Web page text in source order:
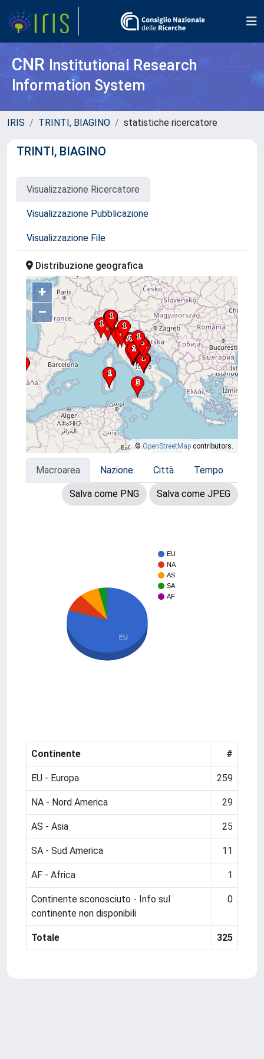
CNR Institutional Research
Information System
IRIS TRINTI, BIAGINO statistiche ricercatore
TRINTI, BIAGINO
Visualizzazione Ricercatore
Visualizzazione Pubblicazione
Visualizzazione File
Distribuzione geografica
+
–
©OpenStreetMap contributors.
Macroarea Nazione Città Tempo
Salva come PNG Salva come JPEG
EU
NA
AS
SA
AF
EU
Continente #
EU - Europa 259
NA - Nord America 29
AS - Asia 25
SA - Sud America 11
AF - Africa 1
Continente sconosciuto - Info sul
continente non disponibili
0
Totale 325